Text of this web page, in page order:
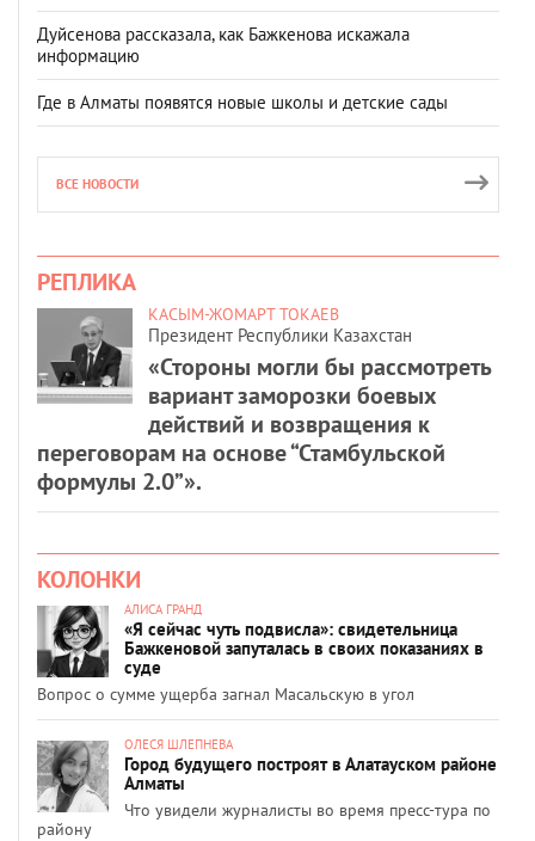
Дуйсенова рассказала, как Бажкенова искажала
информацию
Где в Алматы появятся новые школы и детские сады
ВСЕ НОВОСТИ
РЕПЛИКА
КАСЫМ-ЖОМАРТ ТОКАЕВ
Президент Республики Казахстан
«Стороны могли бы рассмотреть
вариант заморозки боевых
действий и возвращения к
переговорам на основе “Стамбульской
формулы 2.0”».
КОЛОНКИ
АЛИСА ГРАНД
«Я сейчас чуть подвисла»: свидетельница
Бажкеновой запуталась в своих показаниях в
суде
Вопрос о сумме ущерба загнал Масальскую в угол
ОЛЕСЯ ШЛЕПНЕВА
Город будущего построят в Алатауском районе
Алматы
Что увидели журналисты во время пресс-тура по
району